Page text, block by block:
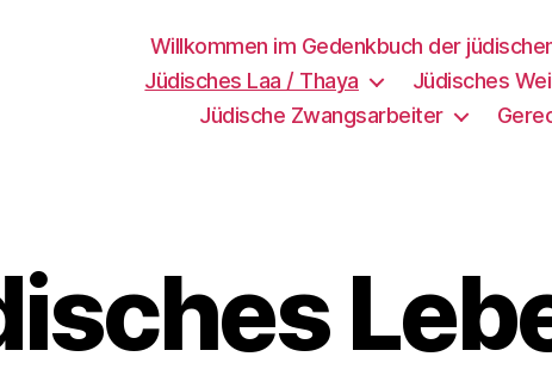
Willkommen im Gedenkbuch der
Jüdisches Laa / Thaya
Jüdisches
Jüdische Zwangsarbeiter